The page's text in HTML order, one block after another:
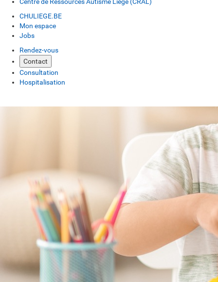
Centre de Ressources Autisme Liège (CRAL)
CHULIEGE.BE
Mon espace
Jobs
Rendez-vous
Contact
Consultation
Hospitalisation